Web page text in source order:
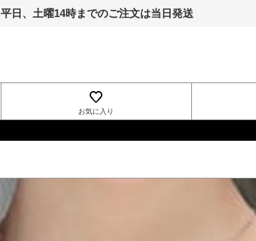
平日、土曜14時までのご注文は当日発送
お気に入り